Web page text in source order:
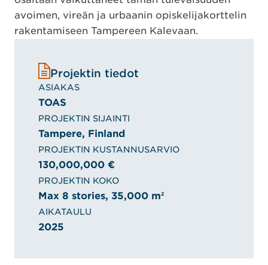
avoimen, vireän ja urbaanin opiskelijakorttelin
rakentamiseen Tampereen Kalevaan.
Projektin tiedot
ASIAKAS
TOAS
PROJEKTIN SIJAINTI
Tampere, Finland
PROJEKTIN KUSTANNUSARVIO
130,000,000 €
PROJEKTIN KOKO
Max 8 stories, 35,000 m²
AIKATAULU
2025